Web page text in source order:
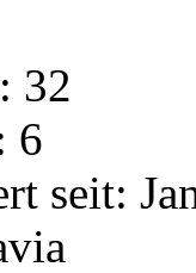
32
6
seit: